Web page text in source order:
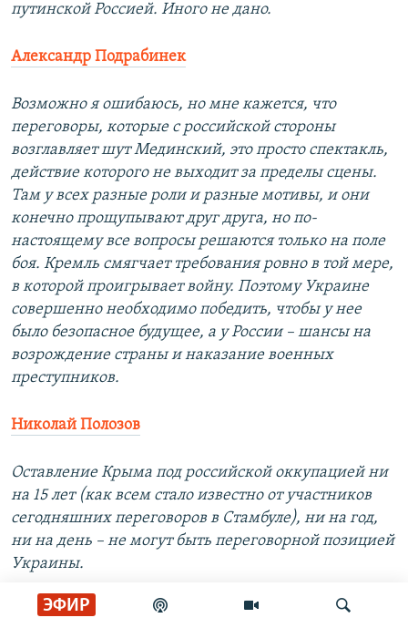
ЭФИР
путинской Россией. Иного не дано.
Александр Подрабинек
Возможно я ошибаюсь, но мне кажется, что
переговоры, которые с российской стороны
возглавляет шут Мединский, это просто спектакль,
действие которого не выходит за пределы сцены.
Там у всех разные роли и разные мотивы, и они
конечно прощупывают друг друга, но по-
настоящему все вопросы решаются только на поле
боя. Кремль смягчает требования ровно в той мере,
в которой проигрывает войну. Поэтому Украине
совершенно необходимо победить, чтобы у нее
было безопасное будущее, а у России – шансы на
возрождение страны и наказание военных
преступников.
Николай Полозов
Оставление Крыма под российской оккупацией ни
на 15 лет (как всем стало известно от участников
сегодняшних переговоров в Стамбуле), ни на год,
ни на день – не могут быть переговорной позицией
Украины.
Родина коренного народа Украины – крымских